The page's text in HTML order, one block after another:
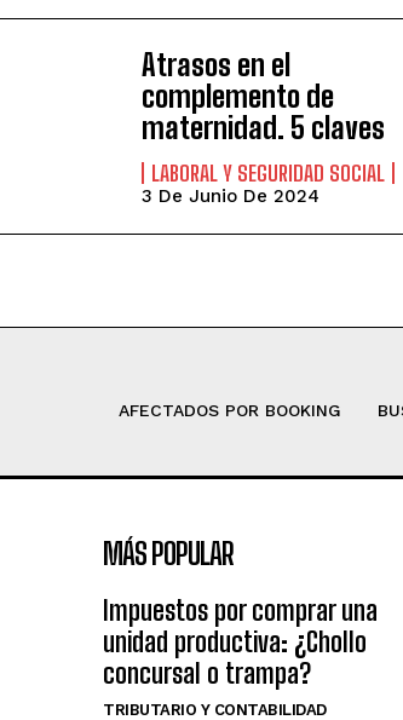
Atrasos en el
complemento de
maternidad. 5 claves
LABORAL Y SEGURIDAD SOCIAL
3 De Junio De 2024
AFECTADOS POR BOOKING
MÁS POPULAR
Impuestos por comprar una
unidad productiva: ¿Chollo
concursal o trampa?
TRIBUTARIO Y CONTABILIDAD